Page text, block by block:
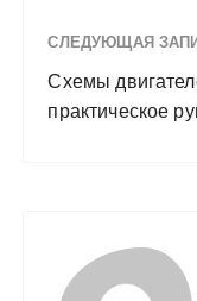
СЛЕДУЮЩАЯ
Схемы
практическое